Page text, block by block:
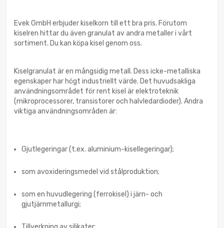
Evek GmbH erbjuder kiselkorn till ett bra pris. Förutom
kiselren hittar du även granulat av andra metaller i vårt
sortiment. Du kan köpa kisel genom oss.
Kiselgranulat är en mångsidig metall. Dess icke-metalliska
egenskaper har högt industriellt värde. Det huvudsakliga
användningsområdet för rent kisel är elektroteknik
(mikroprocessorer, transistorer och halvledardioder). Andra
viktiga användningsområden är:
Gjutlegeringar (t.ex. aluminium-kisellegeringar);
som avoxideringsmedel vid stålproduktion;
som en huvudlegering (ferrokisel) i järn- och
gjutjärnmetallurgi;